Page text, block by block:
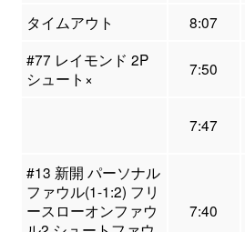
タイムアウト
8:07
#77 レイモンド 2P
シュート×
7:50
7:47
#13 新開 パーソナル
ファウル(1-1:2) フリ
ースローオンファウ
7:40